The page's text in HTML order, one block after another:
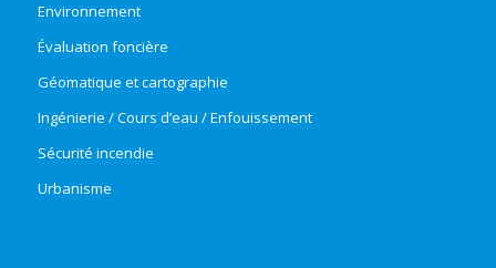
Environnement
Évaluation foncière
Géomatique et cartographie
Ingénierie / Cours d’eau / Enfouissement
Sécurité incendie
Urbanisme